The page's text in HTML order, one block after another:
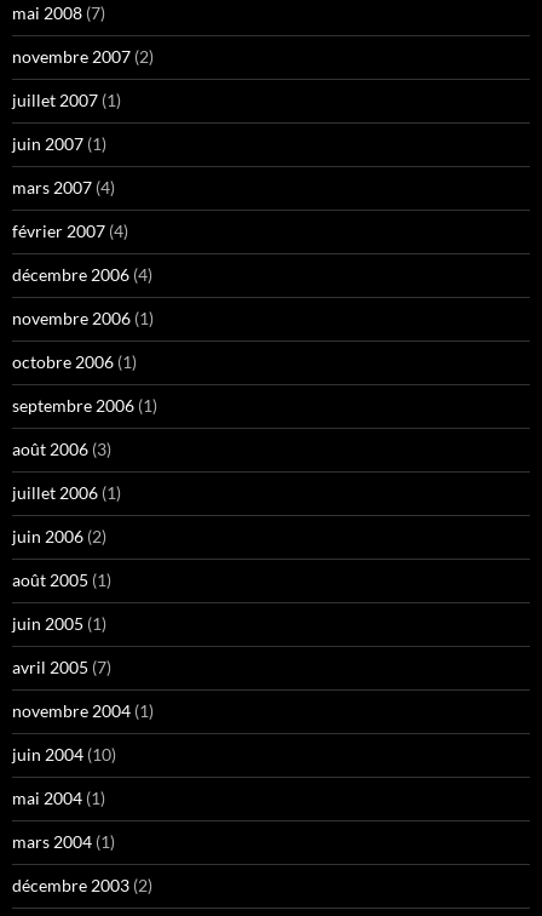
mai 2008 (7)
novembre 2007 (2)
juillet 2007 (1)
juin 2007 (1)
mars 2007 (4)
février 2007 (4)
décembre 2006 (4)
novembre 2006 (1)
octobre 2006 (1)
septembre 2006 (1)
août 2006 (3)
juillet 2006 (1)
juin 2006 (2)
août 2005 (1)
juin 2005 (1)
avril 2005 (7)
novembre 2004 (1)
juin 2004 (10)
mai 2004 (1)
mars 2004 (1)
décembre 2003 (2)